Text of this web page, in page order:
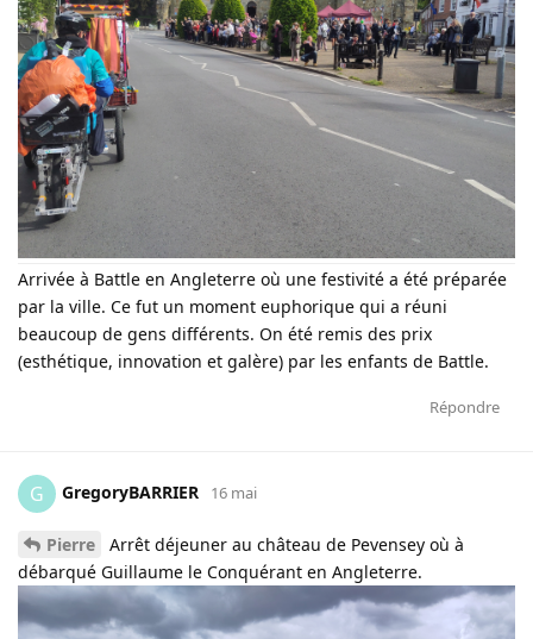
Arrivée à Battle en Angleterre où une festivité a été préparée
par la ville. Ce fut un moment euphorique qui a réuni
beaucoup de gens différents. On été remis des prix
(esthétique, innovation et galère) par les enfants de Battle.
Répondre
G GregoryBARRIER 16 mai
Pierre
Arrêt déjeuner au château de Pevensey où à
débarqué Guillaume le Conquérant en Angleterre.